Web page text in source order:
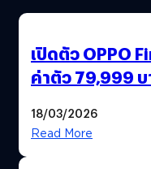
เปิดตัว OPPO
ค่าตัว 79,999 บ
18/03/2026
Read More